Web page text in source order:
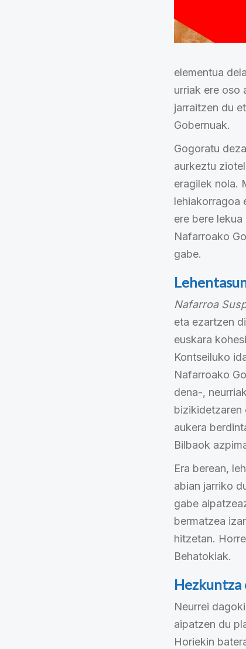
elementua
urriak ere oso
jarraitzen du
Gobernuak.
Gogoratu
aurkeztu
eragilek nola.
lehiakorragoa
ere bere
Nafarroako
gabe.
Nafarroa
eta ezartzen
euskara
Kontseiluko
Nafarroako
dena-,
bizikidetzaren
aukera
Bilbaok
Era berean,
abian jarriko
gabe
bermatzea
hitzetan.
Behatokiak.
Hezkuntza
Neurrei
aipatzen du
Horiekin